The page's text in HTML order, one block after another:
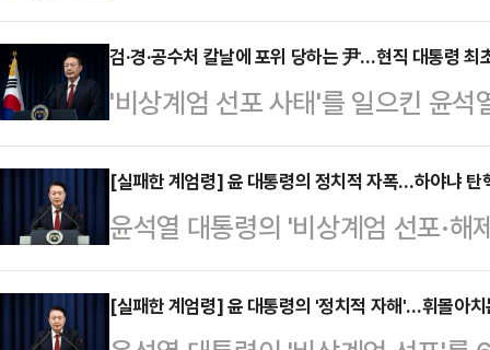
건된 가운데 대통령실은 침묵을 유
용산 대통령실 브리핑룸에서 대국
법적·정치적 책임 문제를 회피하지
의 정국 안정 방안은 우리 당에 일
면서 여권의 논의 상황을 지켜보고
'윤 대통령에 대한 탄핵소추안'이
'김건희…
검·경·공수처 칼날에 포위 당하는 尹…현직 대통령 최
'비상계엄 선포 사태'를 일으킨 윤
만, 대통령실은 여전히 침묵을 유지
처 등의 요청에 따라 내란 혐의 피
를 내렸다. 현직 대통령이 출국금지
2016년 '국정농단 사태' 당시 박근
하지는 않았다.윤 대통령은 지난 7
[실패한 계엄령] 윤 대통령의 정치적 자폭…하야냐 탄
윤석열 대통령의 '비상계엄 선포·
있다. 윤 대통령은 4일 공식 일정을
을 포함한 대통령실 수석비서관급
[실패한 계엄령] 윤 대통령의 '정치적 자해'…휘몰아치